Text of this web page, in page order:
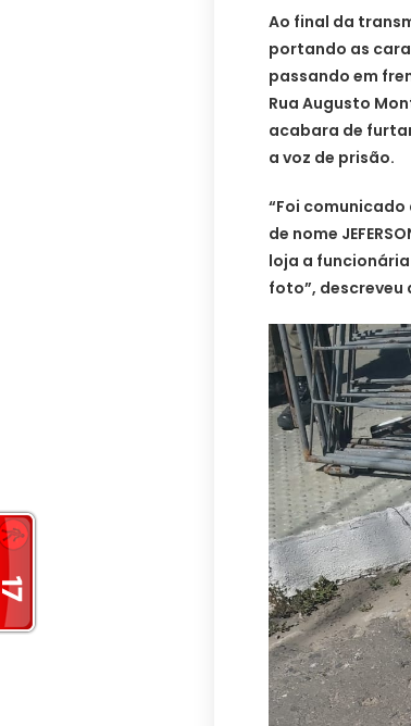
Ao final da
portando as
passando em
Rua Augusto
acabara de
a voz de prisão.
“Foi
de nome
loja a
foto”, descreveu